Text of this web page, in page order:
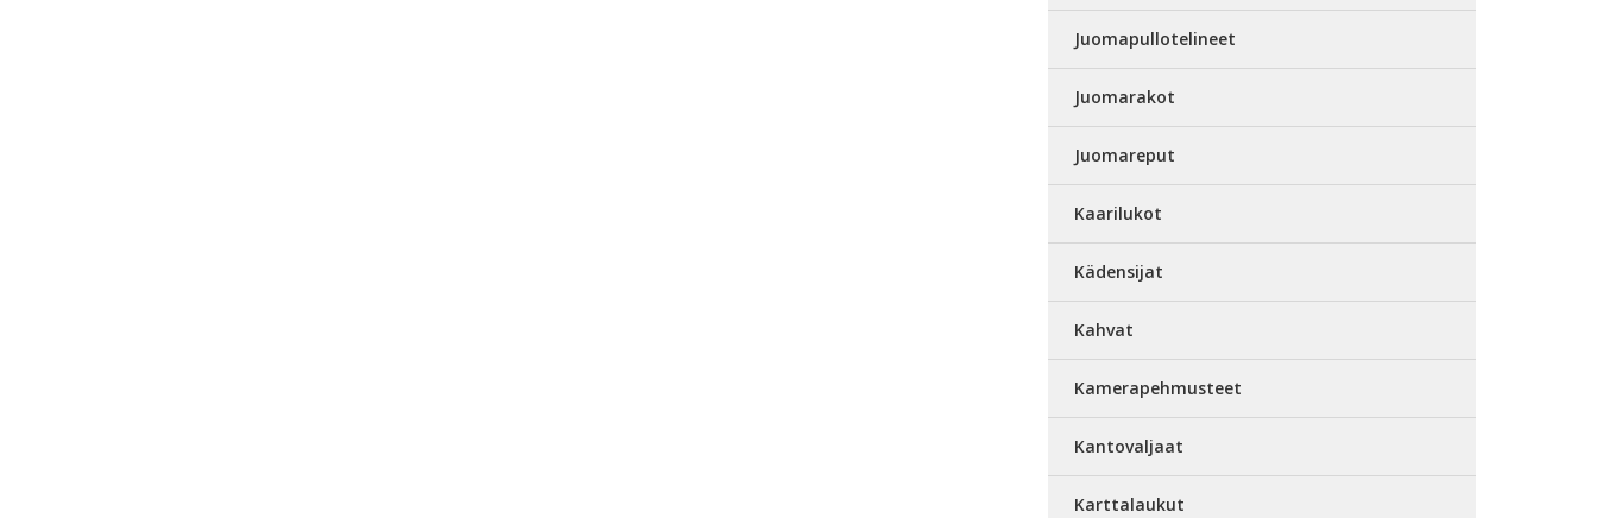
Juomapullotelineet
Juomarakot
Juomareput
Kaarilukot
Kädensijat
Kahvat
Kamerapehmusteet
Kantovaljaat
Karttalaukut